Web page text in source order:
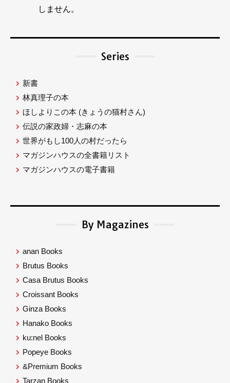
しません。
Series
新書
林真理子の本
ほしよりこの本 (きょうの猫村さん)
伝説の家政婦・志麻の本
世界がもし100人の村だったら
マガジンハウスの全書籍リスト
マガジンハウスの電子書籍
By Magazines
anan Books
Brutus Books
Casa Brutus Books
Croissant Books
Ginza Books
Hanako Books
ku:nel Books
Popeye Books
&Premium Books
Tarzan Books